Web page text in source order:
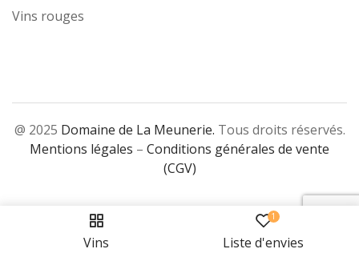
Vins
1
Liste d'envies
Vins rouges
@ 2025 Domaine de La Meunerie. Tous droits réservés.
Mentions légales – Conditions générales de vente
(CGV)